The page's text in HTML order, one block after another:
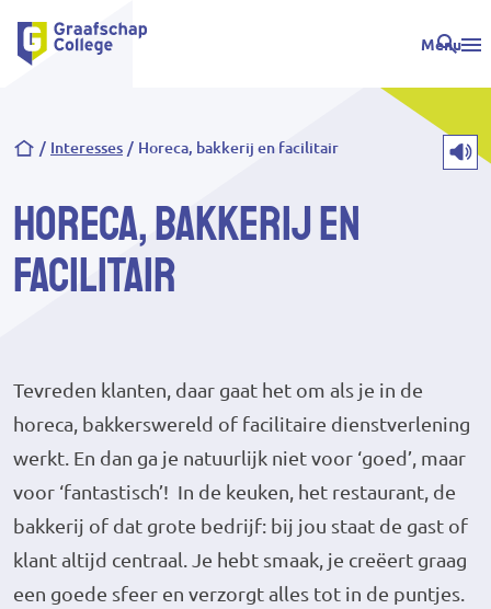
Menu
Kruimelpad
Interesses Horeca, bakkerij en facilitair
Horeca, bakkerij en
facilitair
Tevreden klanten, daar gaat het om als je in de
horeca, bakkerswereld of facilitaire dienstverlening
werkt. En dan ga je natuurlijk niet voor ‘goed’, maar
voor ‘fantastisch’! In de keuken, het restaurant, de
bakkerij of dat grote bedrijf: bij jou staat de gast of
klant altijd centraal. Je hebt smaak, je creëert graag
een goede sfeer en verzorgt alles tot in de puntjes.